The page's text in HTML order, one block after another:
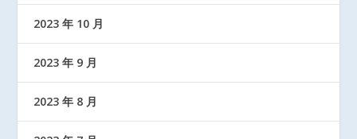
2023 年 10 月
2023 年 9 月
2023 年 8 月